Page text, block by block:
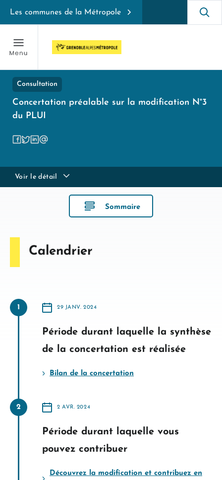
Les communes de la Métropole
Consultation
Concertation préalable sur la modification N°3
du PLUI
Voir le détail
Sommaire
Calendrier
29 JANV. 2024
1
Période durant laquelle la synthèse
de la concertation est réalisée
Bilan de la concertation
2 AVR. 2024
2
Période durant laquelle vous
pouvez contribuer
Découvrez la modification et contribuez en